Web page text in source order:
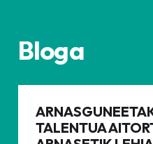
Bloga
TALENTUA